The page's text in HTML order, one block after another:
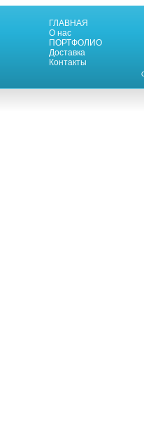
ГЛАВНАЯ
О нас
ПОРТФОЛИО
Доставка
Контакты